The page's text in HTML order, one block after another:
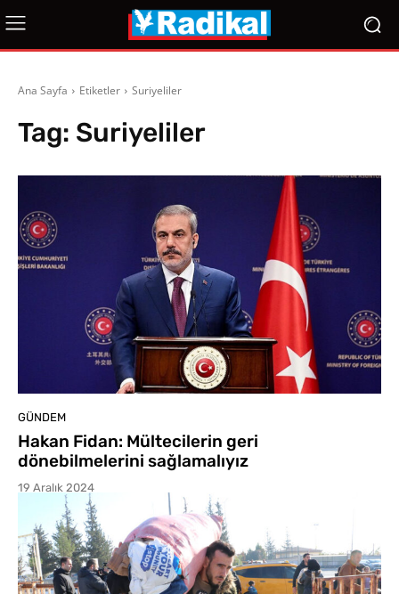
Ana Sayfa Etiketler Suriyeliler
Tag: Suriyeliler
GÜNDEM
Hakan Fidan: Mültecilerin geri
dönebilmelerini sağlamalıyız
19 Aralık 2024